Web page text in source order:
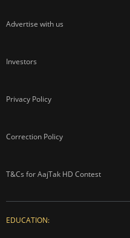
Advertise with us
Investors
Privacy Policy
Correction Policy
T&Cs for AajTak HD Contest
EDUCATION: